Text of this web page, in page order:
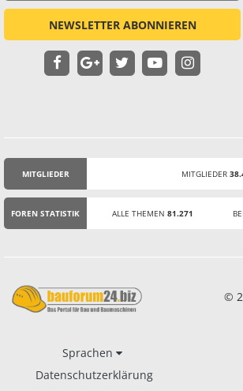
NEWSLETTER ABONNIEREN
MITGLIEDER MITGLIEDER
FOREN STATISTIK ALLE THEMEN 81.271
©
Sprachen
Datenschutzerklärung